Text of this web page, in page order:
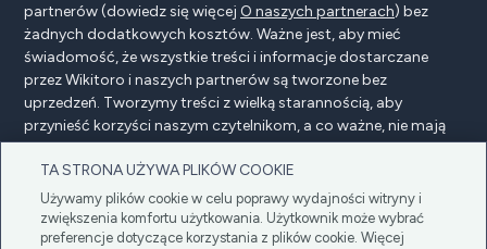
TA STRONA UŻYWA PLIKÓW COOKIE
Używamy plików cookie w celu poprawy wydajności witryny i
zwiększenia komfortu użytkowania. Użytkownik może wybrać
preferencje dotyczące korzystania z plików cookie. Więcej
partnerów (dowiedz się więcej O naszych partnerach) bez
żadnych dodatkowych kosztów. Ważne jest, aby mieć
świadomość, że wszystkie treści i informacje dostarczane
przez Wikitoro i naszych partnerów są tworzone bez
uprzedzeń. Tworzymy treści z wielką starannością, aby
przynieść korzyści naszym czytelnikom, a co ważne, nie mają
na nie wpływu żadne umowy o wynagrodzenie z naszymi
partnerami.